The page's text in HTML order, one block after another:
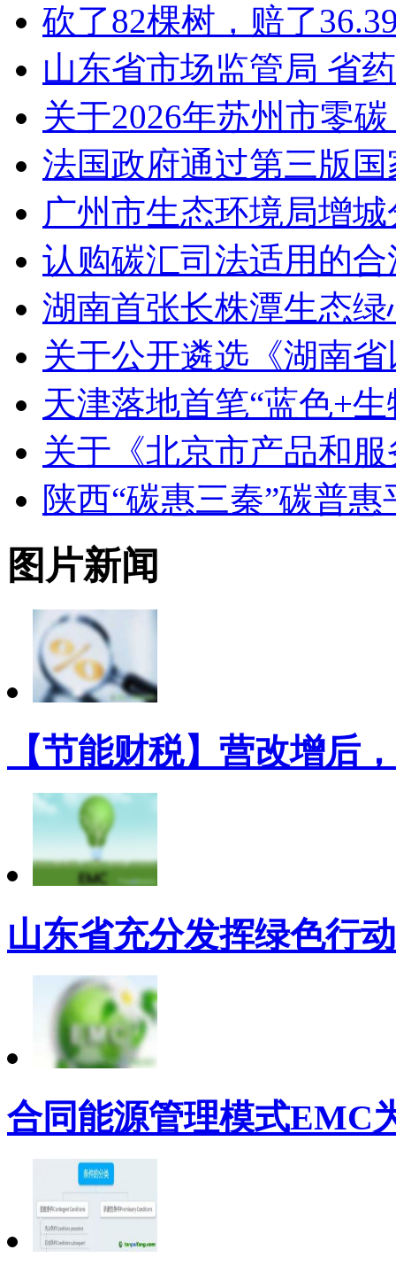
砍了82棵树，赔了
山东省市场监管局 省
关于2026年苏州市零
法国政府通过第三版
广州市生态环境局增
认购碳汇司法适用的
湖南首张长株潭生态
关于公开遴选《湖南
天津落地首笔“蓝色+
关于《北京市产品和
陕西“碳惠三秦”碳普
图片新闻
【节能财税】营改增后
山东省充分发挥绿色行
合同能源管理模式EMC